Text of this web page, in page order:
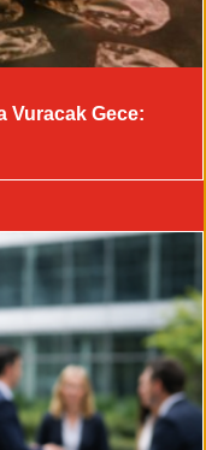
Vuracak Gece: